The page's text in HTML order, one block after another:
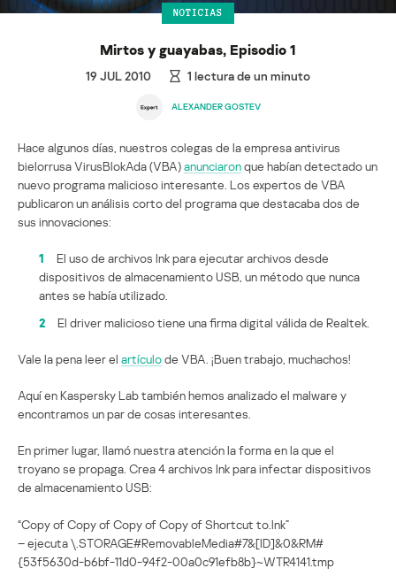
NOTICIAS
Mirtos y guayabas, Episodio 1
19 JUL 2010 1 lectura de un minuto
ALEXANDER GOSTEV
Hace algunos días, nuestros colegas de la empresa antivirus
bielorrusa VirusBlokAda (VBA)anunciaronque habían detectado un
nuevo programa malicioso interesante. Los expertos de VBA
publicaron un análisis corto del programa que destacaba dos de
sus innovaciones:
1
El uso de archivos Ink para ejecutar archivos desde
dispositivos de almacenamiento USB, un método que nunca
antes se había utilizado.
2
El driver malicioso tiene una firma digital válida de Realtek.
Vale la pena leer el artículode VBA. ¡Buen trabajo, muchachos!
Aquí en Kaspersky Lab también hemos analizado el malware y
encontramos un par de cosas interesantes.
En primer lugar, llamó nuestra atención la forma en la que el
troyano se propaga. Crea 4 archivos Ink para infectar dispositivos
de almacenamiento USB:
“Copy of Copy of Copy of Copy of Shortcut to.lnk”
– ejecuta \.STORAGE#RemovableMedia#7&[ID]&0&RM#
{53f5630d-b6bf-11d0-94f2-00a0c91efb8b}~WTR4141.tmp